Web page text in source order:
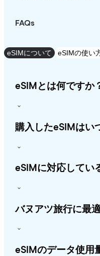
FAQs
eSIMについて eSIMの使い
eSIMとは何ですか
購入したeSIMはい
eSIMに対応してい
バヌアツ旅行に最
eSIMのデータ使用